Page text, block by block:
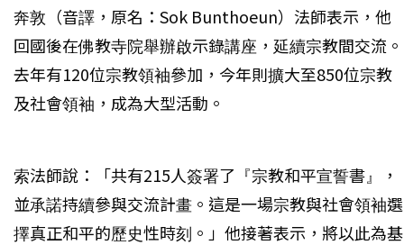
奔敦（音譯，原名：Sok Bunthoeun）法師表示，他
回國後在佛教寺院舉辦啟示錄講座，延續宗教間交流。
去年有120位宗教領袖參加，今年則擴大至850位宗教
及社會領袖，成為大型活動。
索法師說：「共有215人簽署了『宗教和平宣誓書』，
並承諾持續參與交流計畫。這是一場宗教與社會領袖選
擇真正和平的歷史性時刻。」他接著表示，將以此為基